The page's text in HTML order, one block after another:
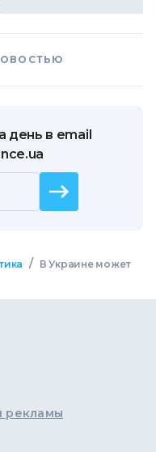
день в email
/
В Украине может
рекламы